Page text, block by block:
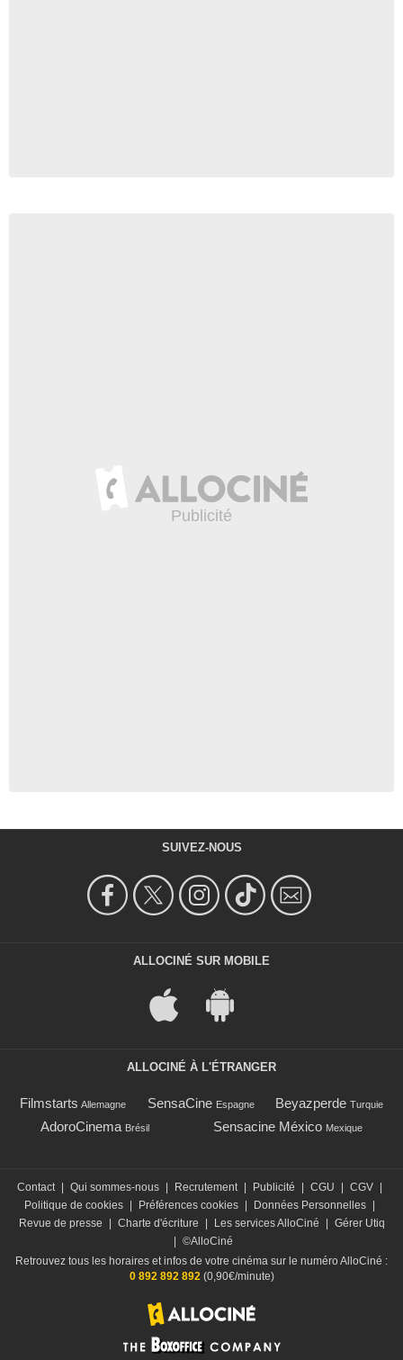
SUIVEZ-NOUS
ALLOCINÉ SUR MOBILE
ALLOCINÉ À L'ÉTRANGER
Filmstarts Allemagne SensaCine Espagne Beyazperde Turquie
AdoroCinema Brésil Sensacine México Mexique
Contact Qui sommes-nous Recrutement Publicité CGU CGV
Politique de cookies
Préférences cookies Données Personnelles
Revue de presse
Charte d'écriture Les services AlloCiné
Gérer Utiq
©AlloCiné
Retrouvez tous les horaires et infos de votre cinéma sur le numéro AlloCiné :
0 892 892 892(0,90€/minute)